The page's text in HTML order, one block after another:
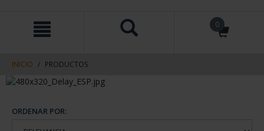
contenido
navegacin
0
INICIO PRODUCTOS
ORDENAR POR: